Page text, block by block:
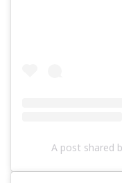
A post shared